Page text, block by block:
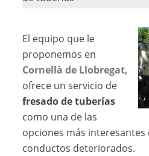
El equipo que le
proponemos en
Cornellà de Llobregat,
ofrece un servicio de
fresado de tuberías
como una de las
opciones más
conductos deteriorados.